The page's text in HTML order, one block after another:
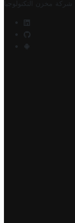
شركة مخزن التكنولوجيا